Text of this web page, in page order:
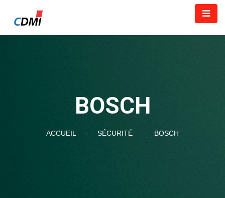
BOSCH
ACCUEIL - SÉCURITÉ - BOSCH